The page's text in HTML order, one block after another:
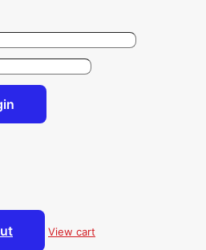
View cart